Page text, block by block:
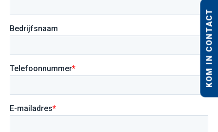
KOM IN CONTACT